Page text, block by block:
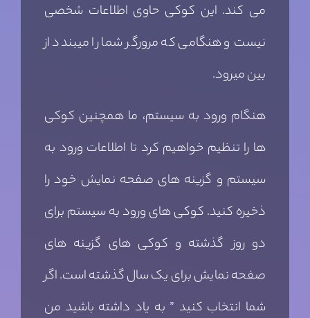
می کند. این کوکی حاوی اطلاعات شخصی
نیست و هنگامی که مرورگر شما را میبندد از
بین میرود.
هنگام ورود به سیستم، ما همچنین کوکی
ها را تنظیم خواهیم کرد تا اطلاعات ورود به
سیستم و گزینه های صفحه نمایش خود را
ذخیره کنید. کوکی های ورود به سیستم برای
دو روز گذشته و کوکی های گزینه های
صفحه نمایش برای یک سال گذشته است. اگر
شما انتخاب کنید ” به یاد داشته باشید من